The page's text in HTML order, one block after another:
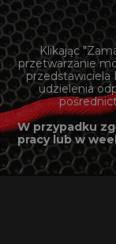
Klikając
przetwarzanie
przedstawiciela
udzielenia
W przypadku
pracy lub w